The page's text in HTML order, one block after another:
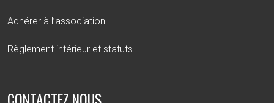
Adhérer à l’association
Règlement intérieur et statuts